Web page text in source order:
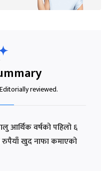
reviewed.
आर्थिक वर्षको पहिलो ६
रुपैयाँ खुद नाफा कमाएको